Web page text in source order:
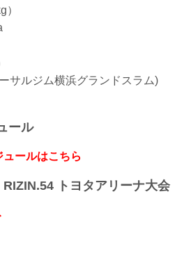
サルジム横浜グランドスラム)
ール
ールはこちら
RIZIN.54 トヨタアリーナ大会